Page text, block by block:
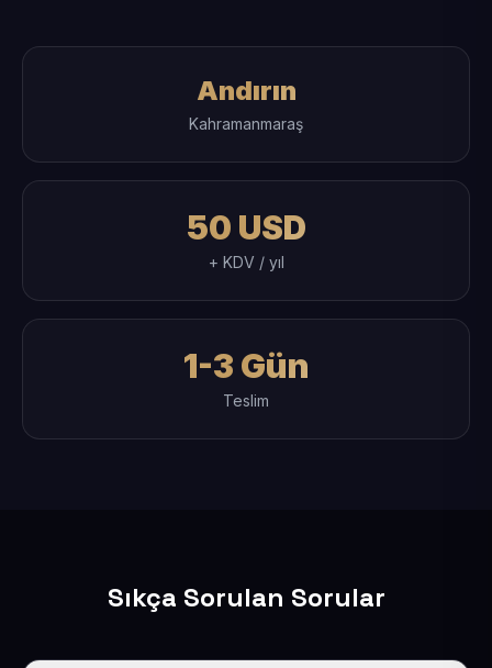
Andırın
Kahramanmaraş
50 USD
+ KDV / yıl
1-3 Gün
Teslim
Sıkça Sorulan Sorular